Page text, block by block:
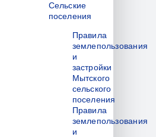
Сельские
поселения
Правила
землепользования
и
застройки
Мытского
сельского
поселения
Правила
землепользования
и